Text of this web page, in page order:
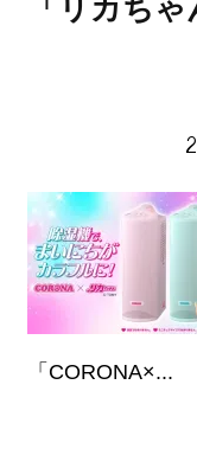
「リカち
「CORONA×...